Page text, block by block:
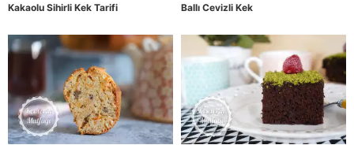
Kakaolu Sihirli Kek Tarifi Ballı Cevizli Kek